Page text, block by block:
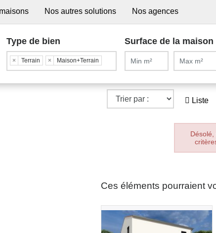
Nos autres solutions Nos agences
Type de bien
× Terrain × Maison+Terrain
Surface de la maison
Liste
Ces éléments pourraient